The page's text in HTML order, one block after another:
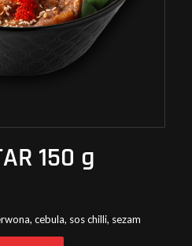
150 g
cebula, sos chilli, sezam